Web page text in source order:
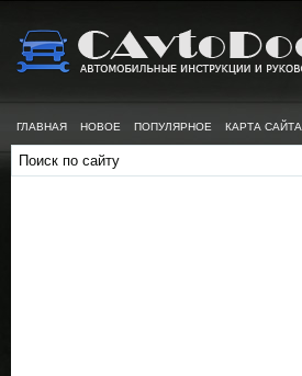
ГЛАВНАЯ НОВОЕ ПОПУЛЯРНОЕ КАРТА САЙТА